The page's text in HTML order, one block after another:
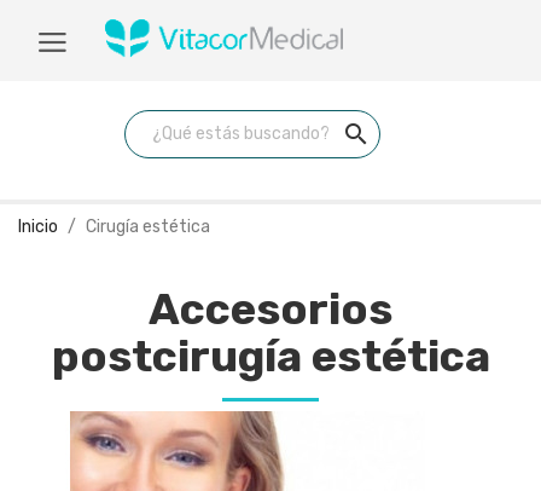
search
Inicio Cirugía estética
Accesorios
postcirugía estética